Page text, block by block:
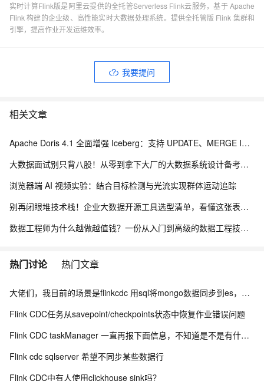
实时计算Flink版是阿里云提供的全托管Serverless Flink云服务，基于 Apache
Flink 构建的企业级、高性能实时大数据处理系统。提供全托管版 Flink 集群和
引擎，提高作业开发运维效率。
我要提问
相关文章
Apache Doris 4.1 全面增强 Iceberg：支持 UPDATE、MERGE INTO 与 Iceberg V3
大数据面试别只背八股！从零到拿下大厂的大数据系统设计备考路线
浏览器端 AI 视频实验：结合目标检测与光流实现群体运动追踪
别再闭眼堆技术栈！企业大数据开源工具选型清单，看懂这张表少走3年弯路
数据工程师为什么越做越值钱？一份从入门到高级的数据工程技能树、项目实战与简历升级指南
热门讨论 热门文章
大佬们，我目前的场景是flinkcdc 用sql将mongo数据同步到es，有人做过这样的场景吗？
Flink CDC任务从savepoint/checkpoints状态中恢复作业错误问题
Flink CDC taskManager 一直再报下面信息，不知道是不是有什么问题？
Flink cdc sqlserver 希望不同步某些数据行
Flink CDC中有人使用clickhouse sink吗？